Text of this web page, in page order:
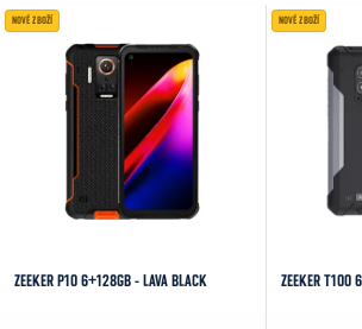
NEJDRAŽŠÍ
NEJPRODÁVANĚJŠÍ
ABECEDNĚ
Výpis produktů
NOVÉ ZBOŽÍ
ZEEKER P10 6+128GB - LAVA BLACK
NOVÉ ZBOŽÍ
ZEEKER T100